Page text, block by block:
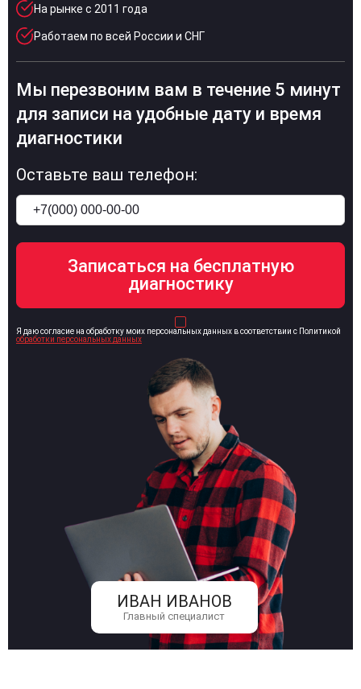
На рынке с 2011 года
Работаем по всей России и СНГ
ИВАН ИВАНОВ
Главный специалист
Мы перезвоним вам в течение 5 минут
для записи на удобные дату и время
диагностики
Оставьте ваш телефон:
Я даю согласие на обработку моих персональных данных в соответствии с Политикой
обработки персональных данных